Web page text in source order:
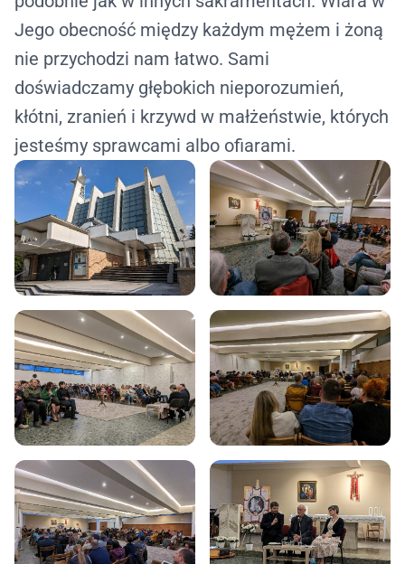
Jego obecność między każdym mężem i żoną
nie przychodzi nam łatwo. Sami
doświadczamy głębokich nieporozumień,
kłótni, zranień i krzywd w małżeństwie, których
jesteśmy sprawcami albo ofiarami.